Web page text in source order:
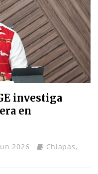
investiga
en
2026 Chiapas,